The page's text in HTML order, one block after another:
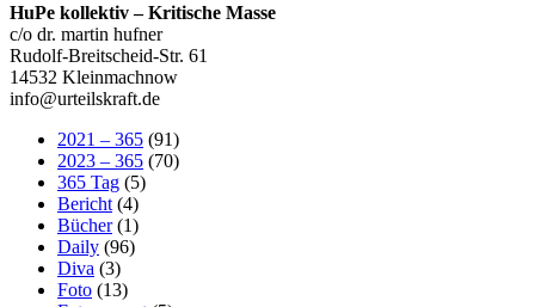
HuPe kollektiv – Kritische Masse
c/o dr. martin hufner
Rudolf-Breitscheid-Str. 61
14532 Kleinmachnow
info@urteilskraft.de
2021 – 365 (91)
2023 – 365 (70)
365 Tag (5)
Bericht (4)
Bücher(1)
Daily (96)
Diva (3)
Foto (13)